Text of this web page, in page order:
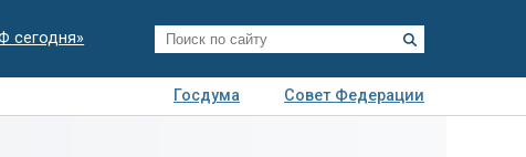
сегодня»
Госдума
Совет Федерации